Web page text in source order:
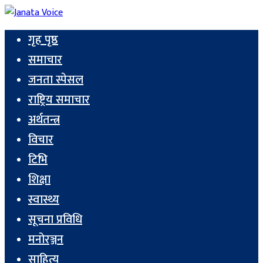
गृह पृष्ठ
समाचार
जनता स्पेसल
राष्ट्रिय समाचार
अर्थतन्त्र
विचार
टिभि
शिक्षा
स्वास्थ्य
सूचना प्रविधि
मनोरञ्जन